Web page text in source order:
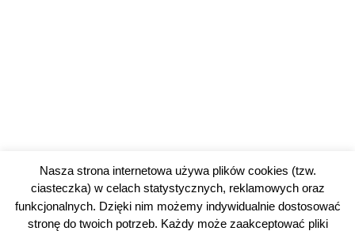
Nasza strona internetowa używa plików cookies (tzw.
ciasteczka) w celach statystycznych, reklamowych oraz
funkcjonalnych. Dzięki nim możemy indywidualnie dostosować
stronę do twoich potrzeb. Każdy może zaakceptować pliki